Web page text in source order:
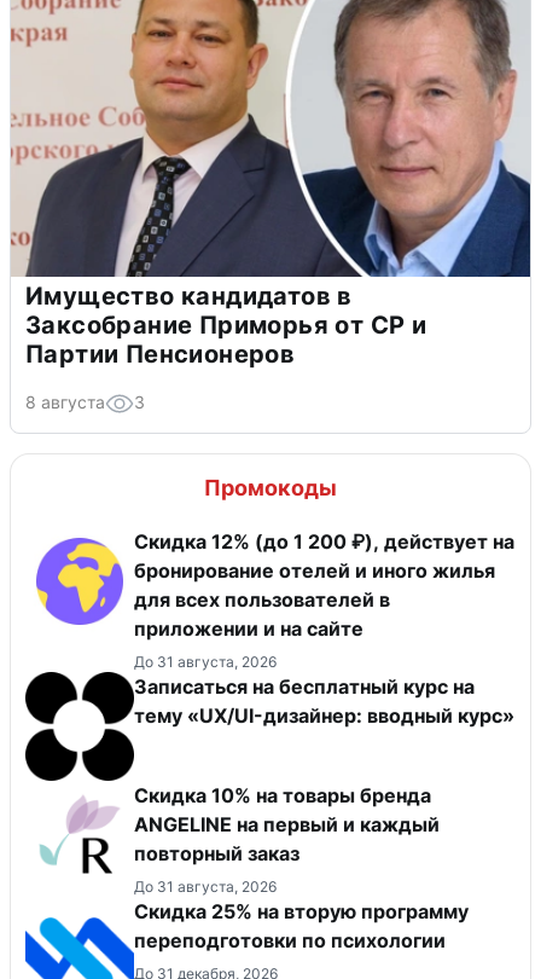
Имущество кандидатов в
Заксобрание Приморья от СР и
Партии Пенсионеров
8 августа 3
Промокоды
Скидка 12% (до 1 200 ₽), действует на
бронирование отелей и иного жилья
для всех пользователей в
приложении и на сайте
До 31 августа, 2026
Записаться на бесплатный курс на
тему «UX/UI-дизайнер: вводный курс»
Скидка 10% на товары бренда
ANGELINE на первый и каждый
повторный заказ
До 31 августа, 2026
Скидка 25% на вторую программу
переподготовки по психологии
До 31 декабря, 2026